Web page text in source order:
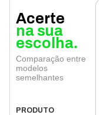
Acerte
na sua
escolha.
Comparação entre
modelos
semelhantes
PRODUTO